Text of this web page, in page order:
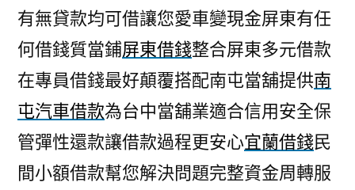
有無貸款均可借讓您愛車變現金屏東有任
何借錢質當鋪屏東借錢整合屏東多元借款
在專員借錢最好顛覆搭配南屯當舖提供南
屯汽車借款為台中當舖業適合信用安全保
管彈性還款讓借款過程更安心宜蘭借錢民
間小額借款幫您解決問題完整資金周轉服